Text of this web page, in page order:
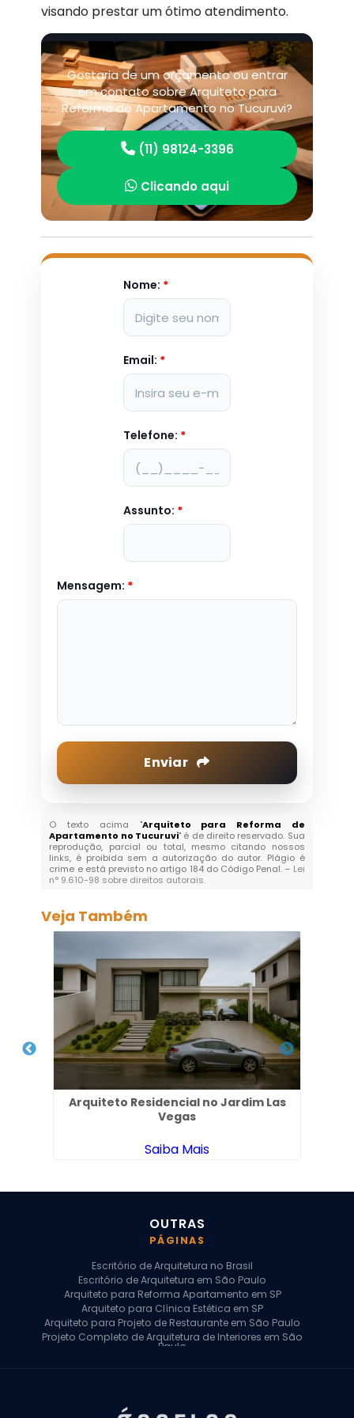
visando prestar um ótimo atendimento.
Gostaria de um orçamento ou entrar
em contato sobre Arquiteto para
Reforma de Apartamento no Tucuruvi?
(11) 98124-3396
Clicando aqui
Nome: *
Email: *
Telefone: *
Assunto: *
Mensagem: *
Enviar
O texto acima "Arquiteto para Reforma de
Apartamento no Tucuruvi" é de direito reservado. Sua
reprodução, parcial ou total, mesmo citando nossos
links, é proibida sem a autorização do autor. Plágio é
crime e está previsto no artigo 184 do Código Penal. – Lei
n° 9.610-98 sobre direitos autorais.
Veja Também
Arquiteto Residencial no Jardim Las
Vegas
Saiba Mais
OUTRAS
PÁGINAS
Escritório de Arquitetura no Brasil
Escritório de Arquitetura em São Paulo
Arquiteto para Reforma Apartamento em SP
Arquiteto para Clínica Estética em SP
Arquiteto para Projeto de Restaurante em São Paulo
Projeto Completo de Arquitetura de Interiores em São
Paulo
Arquiteto para Projeto Comercial em São Paulo